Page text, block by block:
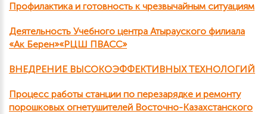
Профилактика и готовность к чрезвычайным ситуациям
Деятельность Учебного центра Атырауского филиала
«Ак Берен»«РЦШ ПВАСС»
ВНЕДРЕНИЕ ВЫСОКОЭФФЕКТИВНЫХ ТЕХНОЛОГИЙ
Процесс работы станции по перезарядке и ремонту
порошковых огнетушителей Восточно-Казахстанского